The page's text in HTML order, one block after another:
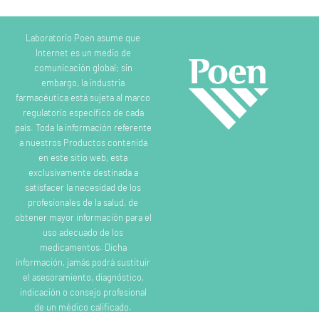
Laboratorio Poen asume que
Internet es un medio de
comunicación global; sin
embargo, la industria
farmacéutica está sujeta al marco
regulatorio específico de cada
país. Toda la información referente
a nuestros Productos contenida
en este sitio web, esta
exclusivamente destinada a
satisfacer la necesidad de los
profesionales de la salud, de
obtener mayor información para el
uso adecuado de los
medicamentos. Dicha
información, jamás podrá sustituir
el asesoramiento, diagnóstico,
indicación o consejo profesional
de un médico calificado.